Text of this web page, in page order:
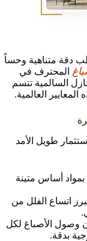
دقة متناهية وحساً
المحترف في
السالمية تتسم
العالمية.
طويل الأمد
أساس متينة
اتساع الفلل من
وصول الأصباغ لكل
بدقة.